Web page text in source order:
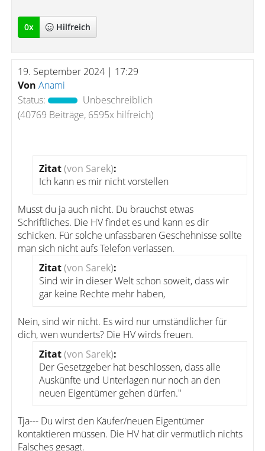
0x Hilfreich
19. September 2024 | 17:29
Von Anami
Status:
Unbeschreiblich
(40769 Beiträge, 6595x hilfreich)
Zitat(von Sarek):
Ich kann es mir nicht vorstellen
Musst du ja auch nicht. Du brauchst etwas
Schriftliches. Die HV findet es und kann es dir
schicken. Für solche unfassbaren Geschehnisse sollte
man sich nicht aufs Telefon verlassen.
Zitat(von Sarek):
Sind wir in dieser Welt schon soweit, dass wir
gar keine Rechte mehr haben,
Nein, sind wir nicht. Es wird nur umständlicher für
dich, wen wunderts? Die HV wirds freuen.
Zitat(von Sarek):
Der Gesetzgeber hat beschlossen, dass alle
Auskünfte und Unterlagen nur noch an den
neuen Eigentümer gehen dürfen."
Tja--- Du wirst den Käufer/neuen Eigentümer
kontaktieren müssen. Die HV hat dir vermutlich nichts
Falsches gesagt.